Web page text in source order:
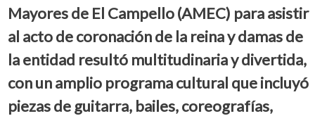
Mayores de El Campello (AMEC) para asistir
al acto de coronación de la reina y damas de
la entidad resultó multitudinaria y divertida,
con un amplio programa cultural que incluyó
piezas de guitarra, bailes, coreografías,